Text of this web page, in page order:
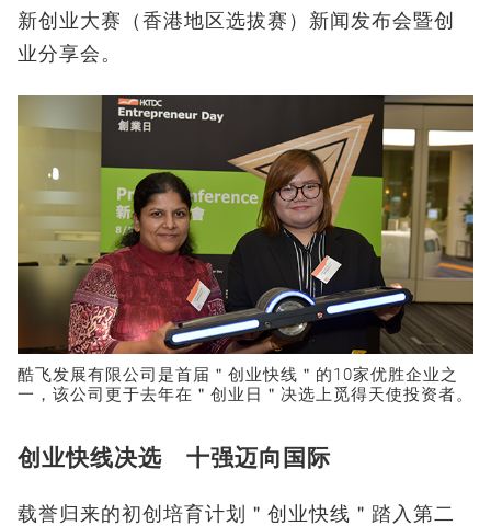
新创业大赛（香港地区选拔赛）新闻发布会暨创
业分享会。
酷飞发展有限公司是首届＂创业快线＂的10家优胜企业之
一，该公司更于去年在＂创业日＂决选上觅得天使投资者。
创业快线决选 十强迈向国际
载誉归来的初创培育计划＂创业快线＂踏入第二